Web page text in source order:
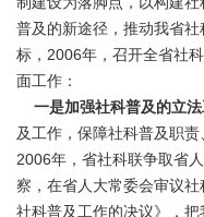
普及的新途径，推动我省
标，2006年，召开全省社
面工作：
一是加强社科普及的立法
及工作，保障社科普及职
2006年，省社科联争取省
察，在省人大常委会审议
社科普及工作的决议》，把